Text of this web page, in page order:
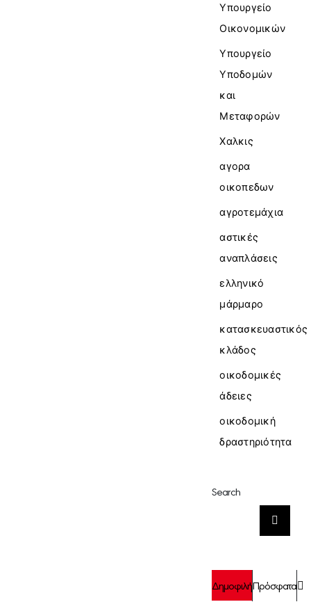
Υπουργείο
Οικονομικών
Υπουργείο
Υποδομών
και
Μεταφορών
Χαλκις
αγορα
οικοπεδων
αγροτεμάχια
αστικές
αναπλάσεις
ελληνικό
μάρμαρο
κατασκευαστικός
κλάδος
οικοδομικές
άδειες
οικοδομική
δραστηριότητα
Search
Αναζήτηση
ΔημοφιλήΠρόσφατα